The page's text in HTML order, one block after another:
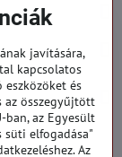
javítására,
kapcsolatos
eszközöket és
az összegyűjtött
az Egyesült
süti elfogadása"
Az